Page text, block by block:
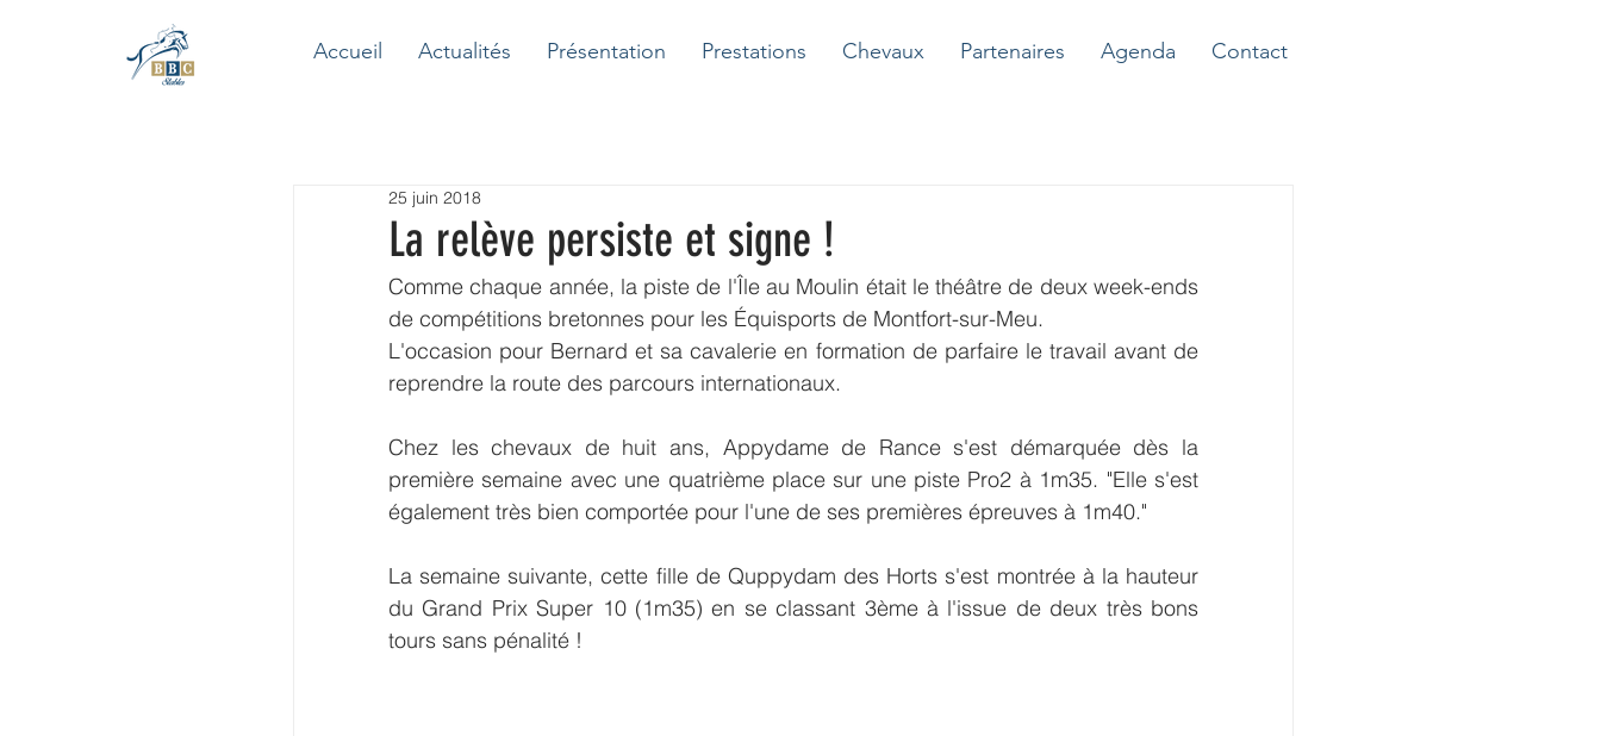
Accueil Actualités Présentation Prestations Chevaux Partenaires Agenda Contact
La relève persiste et signe !
25 juin 2018
Comme chaque année, la piste de l'Île au Moulin était le théâtre de deux week-ends
de compétitions bretonnes pour les Équisports de Montfort-sur-Meu.
L'occasion pour Bernard et sa cavalerie en formation de parfaire le travail avant de
reprendre la route des parcours internationaux.
Chez les chevaux de huit ans, Appydame de Rance s'est démarquée dès la
première semaine avec une quatrième place sur une piste Pro2 à 1m35. "Elle s'est
également très bien comportée pour l'une de ses premières épreuves à 1m40."
La semaine suivante, cette fille de Quppydam des Horts s'est montrée à la hauteur
du Grand Prix Super 10 (1m35) en se classant 3ème à l'issue de deux très bons
tours sans pénalité !